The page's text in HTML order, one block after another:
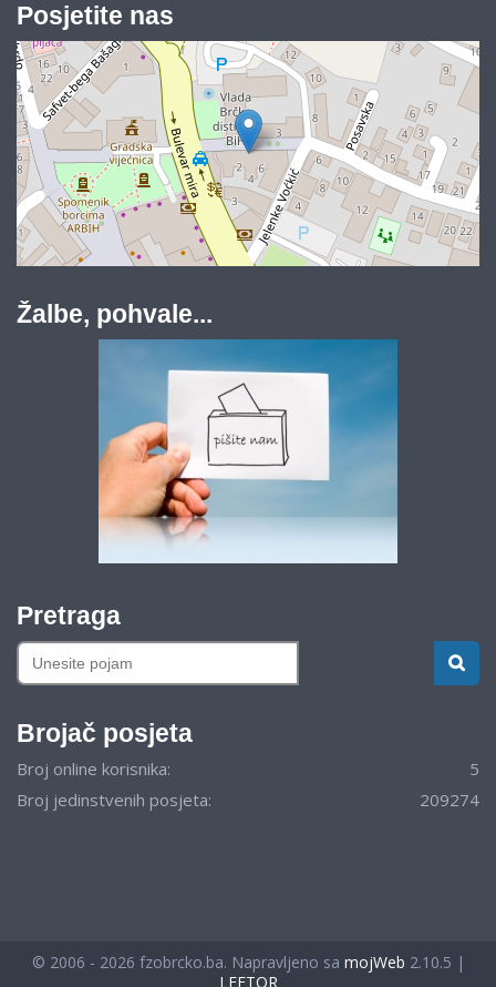
Posjetite nas
Žalbe, pohvale...
Pretraga
Brojač posjeta
Broj online korisnika:
5
Broj jedinstvenih posjeta:
209274
© 2006 - 2026 fzobrcko.ba. Napravljeno sa mojWeb 2.10.5 |
LEFTOR